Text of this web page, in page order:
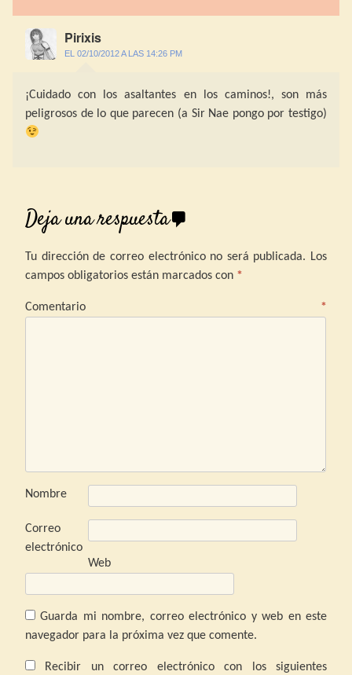
Pirixis
EL 02/10/2012 A LAS 14:26 PM
¡Cuidado con los asaltantes en los caminos!, son más
peligrosos de lo que parecen (a Sir Nae pongo por testigo)
Deja una respuesta
Tu dirección de correo electrónico no será publicada. Los
campos obligatorios están marcados con *
Comentario *
Nombre
Correo
electrónico
Web
Guarda mi nombre, correo electrónico y web en este
navegador para la próxima vez que comente.
Recibir un correo electrónico con los siguientes